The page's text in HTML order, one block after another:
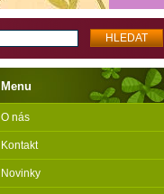
Menu
O nás
Kontakt
Novinky